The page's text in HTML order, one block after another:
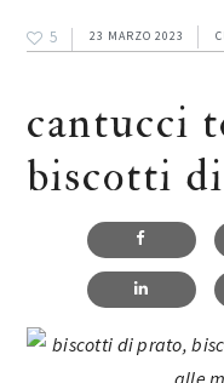
5 23 MARZO 2023
cantucci
biscotti